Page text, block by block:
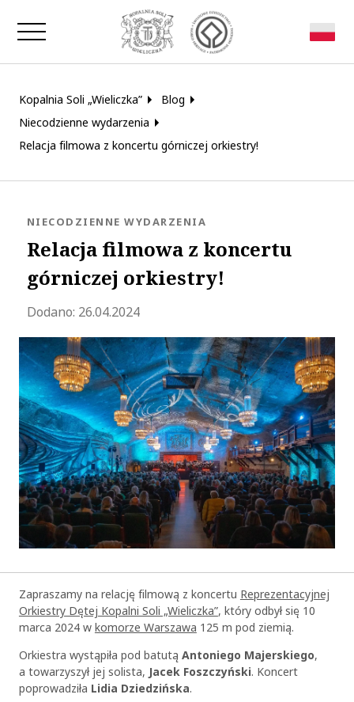
Zamknij okno
Kopalnia Soli „Wieliczka”
Blog
Niecodzienne wydarzenia
Relacja filmowa z koncertu górniczej orkiestry!
Relacja filmowa z koncertu
górniczej orkiestry!
KATEGORIA:
NIECODZIENNE WYDARZENIA
Dodano: 26.04.2024Zaktualizowano 2024-04-30 08:18:05
Zapraszamy na relację filmową z koncertu Reprezentacyjnej
Orkiestry Dętej Kopalni Soli „Wieliczka”, który odbył się 10
marca 2024 wkomorze Warszawa 125 m pod ziemią.
Orkiestra wystąpiła pod batutą Antoniego Majerskiego,
a towarzyszył jej solista, Jacek Foszczyński. Koncert
poprowadziła Lidia Dziedzińska.